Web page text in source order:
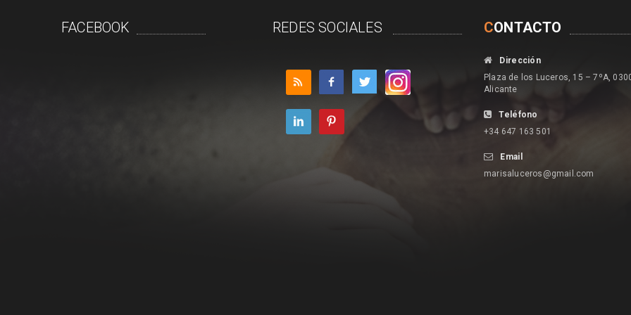
FACEBOOK REDES SOCIALES CONTACTO
Dirección
Plaza de los Luceros, 15 – 7ºA,
Alicante
Teléfono
+34 647 163 501
Email
marisaluceros@gmail.com